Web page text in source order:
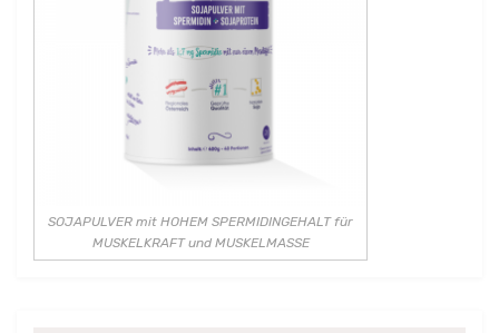
SOJAPULVER mit HOHEM SPERMIDINGEHALT für
MUSKELKRAFT und MUSKELMASSE